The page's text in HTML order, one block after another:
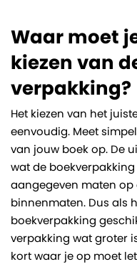
Waar moet
kiezen van
verpakking?
Het kiezen van het
eenvoudig. Meet
van jouw boek op. De
wat de
aangegeven maten
binnenmaten. Dus als
boekverpakking
verpakking wat groter
kort waar je op moet